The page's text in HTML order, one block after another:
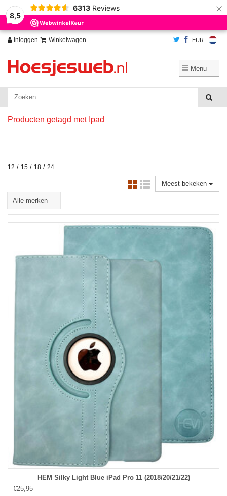
8,5
6313 Reviews ×
Inloggen Winkelwagen EUR
Producten getagd met Ipad
12 / 15 / 18 / 24
Meest bekeken
HEM Silky Light Blue iPad Pro 11 (2018/20/21/22)
€25,95
Wij slaan cookies op om onze website te verbeteren. Is dat akkoord?
Ja
Nee